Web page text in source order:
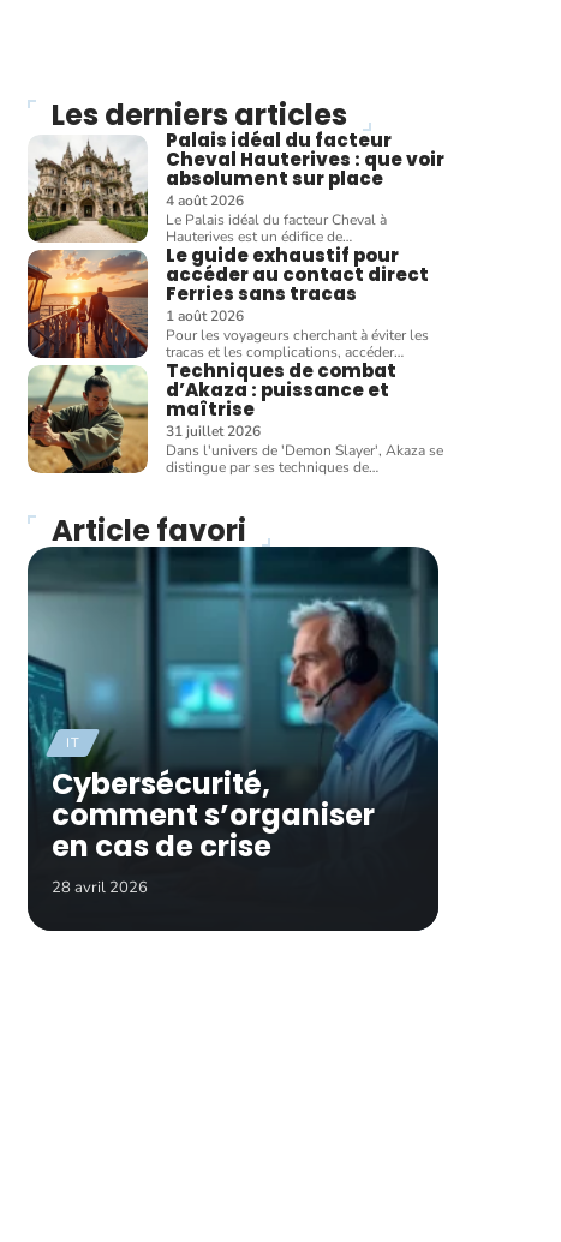
Les derniers articles
Palais idéal du facteur
Cheval Hauterives : que voir
absolument sur place
4 août 2026
Le Palais idéal du facteur Cheval à
Hauterives est un édifice de…
Le guide exhaustif pour
accéder au contact direct
Ferries sans tracas
1 août 2026
Pour les voyageurs cherchant à éviter les
tracas et les complications, accéder…
Techniques de combat
d’Akaza : puissance et
maîtrise
31 juillet 2026
Dans l'univers de 'Demon Slayer', Akaza se
distingue par ses techniques de…
Article favori
IT
Cybersécurité,
comment s’organiser
en cas de crise
28 avril 2026